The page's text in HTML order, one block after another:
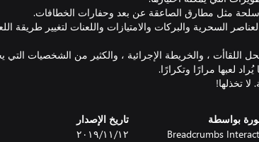
السحرية والبركات والامتيازات واللعنات لتغيير طريقة
اللقاأت ، والخريطة الإجرائية ، والكثير من الشخصيات التي
تخذلها!
بواسطة
Breadcrumbs
تاريخ الإصدار
١٢‏/١١‏/٢٠١٩